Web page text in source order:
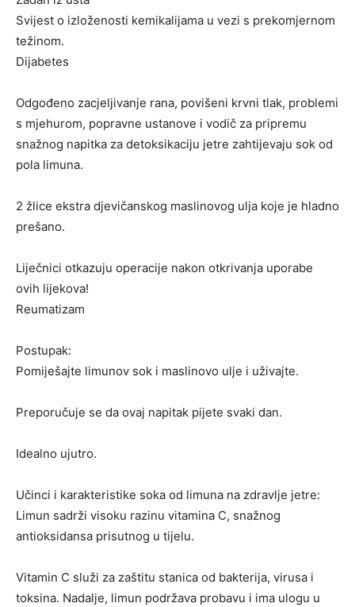
Svijest o izloženosti kemikalijama u vezi s prekomjernom
težinom.
Dijabetes
Odgođeno zacjeljivanje rana, povišeni krvni tlak, problemi
s mjehurom, popravne ustanove i vodič za pripremu
snažnog napitka za detoksikaciju jetre zahtijevaju sok od
pola limuna.
2 žlice ekstra djevičanskog maslinovog ulja koje je hladno
prešano.
Liječnici otkazuju operacije nakon otkrivanja uporabe
ovih lijekova!
Reumatizam
Postupak:
Pomiješajte limunov sok i maslinovo ulje i uživajte.
Preporučuje se da ovaj napitak pijete svaki dan.
Idealno ujutro.
Učinci i karakteristike soka od limuna na zdravlje jetre:
Limun sadrži visoku razinu vitamina C, snažnog
antioksidansa prisutnog u tijelu.
Vitamin C služi za zaštitu stanica od bakterija, virusa i
toksina. Nadalje, limun podržava probavu i ima ulogu u